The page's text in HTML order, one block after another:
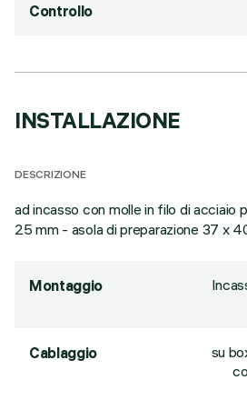
Controllo
INSTALLAZIONE
DESCRIZIONE
ad incasso con molle in filo di
25 mm - asola di preparazione 37 x
Montaggio
Cablaggio
su